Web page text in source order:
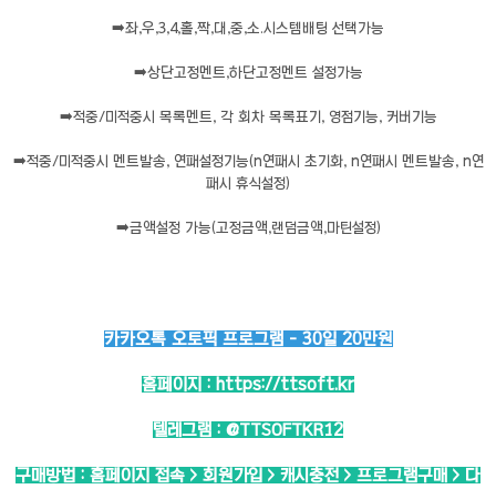
➡️좌,우,3,4,홀,짝,대,중,소.시스템배팅 선택가능
➡️상단고정멘트,하단고정멘트 설정가능
➡️적중/미적중시 목록멘트, 각 회차 목록표기, 영점기능, 커버기능
➡️적중/미적중시 멘트발송, 연패설정기능(n연패시 초기화, n연패시 멘트발송, n연
패시 휴식설정)
➡️금액설정 가능(고정금액,랜덤금액,마틴설정)
카카오톡 오토픽 프로그램 - 30일 20만원
홈페이지 : https://ttsoft.kr
텔레그램 : @TTSOFTKR12
구매방법 : 홈페이지 접속 > 회원가입 > 캐시충전 > 프로그램구매 > 다